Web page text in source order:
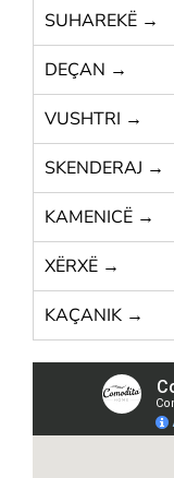
SUHAREKË →
DEÇAN →
VUSHTRI →
SKENDERAJ →
KAMENICË →
XËRXË →
KAÇANIK →